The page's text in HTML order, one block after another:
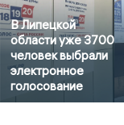
В Липецкой
области уже 3700
человек выбрали
электронное
голосование